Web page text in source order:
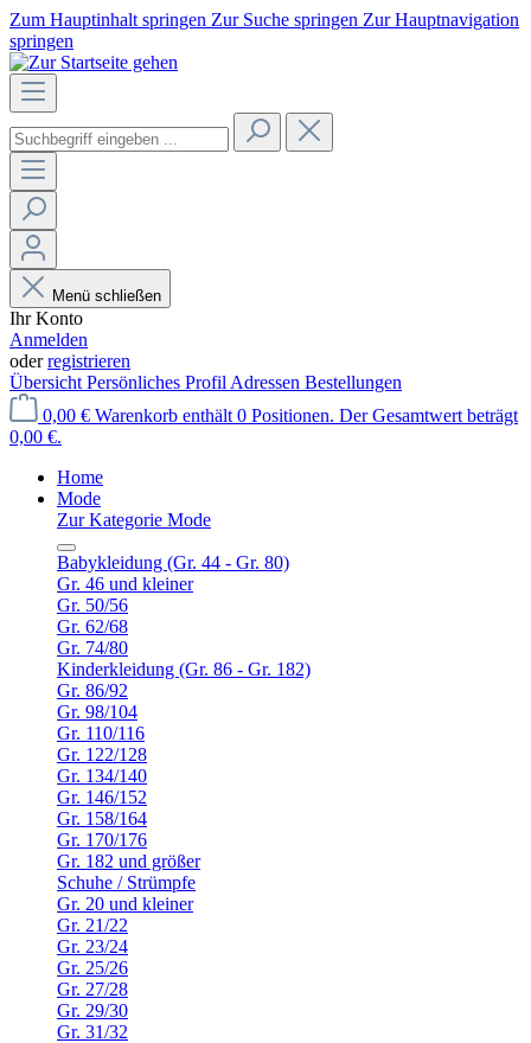
Zum Hauptinhalt springen Zur Suche springen Zur Hauptnavigation
springen
Menü schließen
Ihr Konto
Anmelden
oderregistrieren
Übersicht Persönliches Profil Adressen Bestellungen
0,00 € Warenkorb enthält 0 Positionen. Der Gesamtwert beträgt
0,00 €.
Home
Mode
Zur Kategorie Mode
Babykleidung (Gr. 44 - Gr. 80)
Gr. 46 und kleiner
Gr. 50/56
Gr. 62/68
Gr. 74/80
Kinderkleidung (Gr. 86 - Gr. 182)
Gr. 86/92
Gr. 98/104
Gr. 110/116
Gr. 122/128
Gr. 134/140
Gr. 146/152
Gr. 158/164
Gr. 170/176
Gr. 182 und größer
Schuhe / Strümpfe
Gr. 20 und kleiner
Gr. 21/22
Gr. 23/24
Gr. 25/26
Gr. 27/28
Gr. 29/30
Gr. 31/32